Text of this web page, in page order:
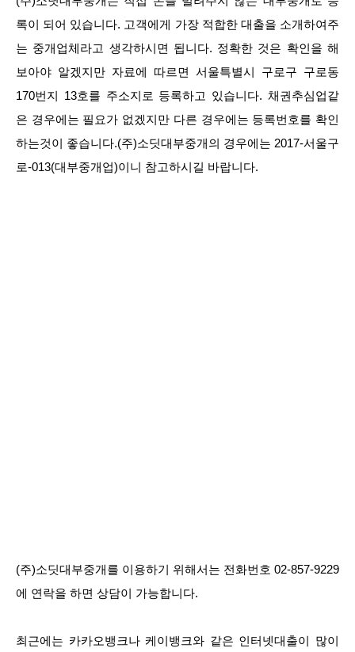
록이 되어 있습니다. 고객에게 가장 적합한 대출을 소개하여주
는 중개업체라고 생각하시면 됩니다. 정확한 것은 확인을 해
보아야 알겠지만 자료에 따르면 서울특별시 구로구 구로동
170번지 13호를 주소지로 등록하고 있습니다. 채권추심업같
은 경우에는 필요가 없겠지만 다른 경우에는 등록번호를 확인
하는것이 좋습니다.(주)소딧대부중개의 경우에는 2017-서울구
로-013(대부중개업)이니 참고하시길 바랍니다.
(주)소딧대부중개를 이용하기 위해서는 전화번호 02-857-9229
에 연락을 하면 상담이 가능합니다.
최근에는 카카오뱅크나 케이뱅크와 같은 인터넷대출이 많이